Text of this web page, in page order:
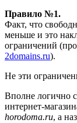
Правило №1.
Факт, что
меньше и это
ограничений
2domains.ru).
Не эти
Вполне логично
интернет-
horodoma.ru, а